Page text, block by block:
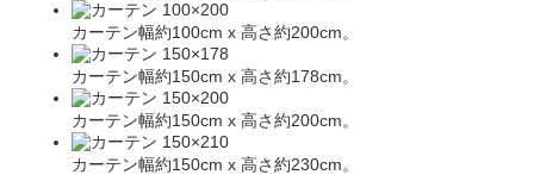
カーテン幅約100cm x 高さ約200cm。
カーテン幅約150cm x 高さ約178cm。
カーテン幅約150cm x 高さ約200cm。
カーテン幅約150cm x 高さ約230cm。